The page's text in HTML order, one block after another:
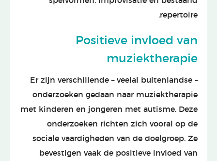
repertoire.
Positieve invloed van
muziektherapie
Er zijn verschillende – veelal buitenlandse –
onderzoeken gedaan naar muziektherapie
met kinderen en jongeren met autisme. Deze
onderzoeken richten zich vooral op de
sociale vaardigheden van de doelgroep. Ze
bevestigen vaak de positieve invloed van